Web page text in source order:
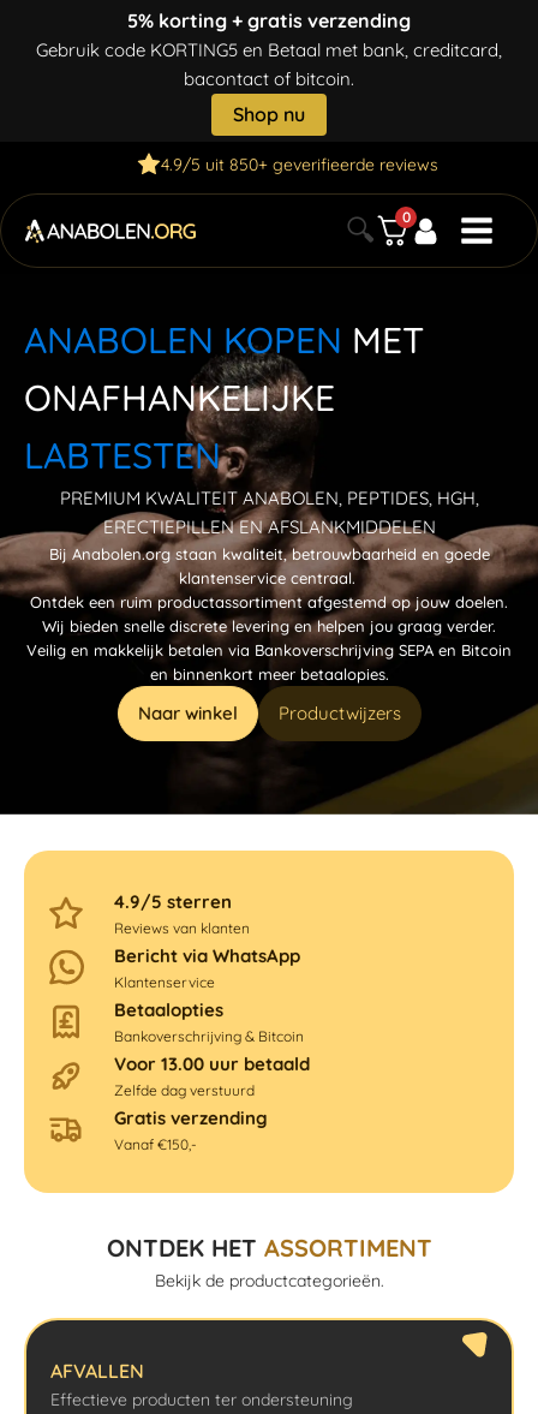
5% korting + gratis verzending
Gebruik code KORTING5 en Betaal met bank, creditcard,
bacontact of bitcoin.
Shop nu
4.9/5 uit 850+ geverifieerde reviews
🔍 0
ANABOLEN KOPEN MET
ONAFHANKELIJKE
LABTESTEN
PREMIUM KWALITEIT ANABOLEN, PEPTIDES, HGH,
ERECTIEPILLEN EN AFSLANKMIDDELEN
Bij Anabolen.org staan kwaliteit, betrouwbaarheid en goede
klantenservice centraal.
Ontdek een ruim productassortiment afgestemd op jouw doelen.
Wij bieden snelle discrete levering en helpen jou graag verder.
Veilig en makkelijk betalen via Bankoverschrijving SEPA en Bitcoin
en binnenkort meer betaalopies.
Naar winkel Productwijzers
4.9/5 sterren
Reviews van klanten
Bericht via WhatsApp
Klantenservice
Betaalopties
Bankoverschrijving & Bitcoin
Voor 13.00 uur betaald
Zelfde dag verstuurd
Gratis verzending
Vanaf €150,-
ONTDEK HET ASSORTIMENT
Bekijk de productcategorieën.
AFVALLEN
Effectieve producten ter ondersteuning